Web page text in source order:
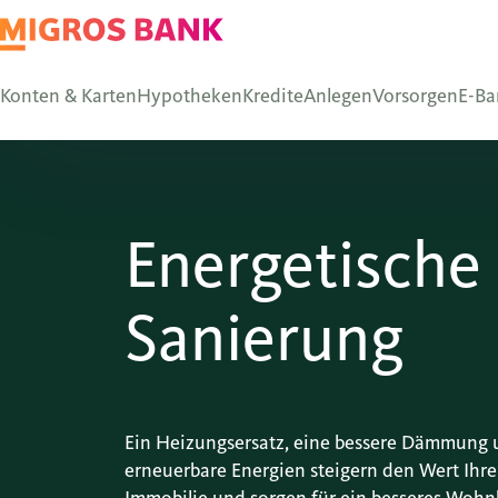
Konten & KartenHypothekenKrediteAnlegenVorsorgenE-
Energetische
Sanierung
Ein Heizungsersatz, eine bessere Dämmung
erneuerbare Energien steigern den Wert